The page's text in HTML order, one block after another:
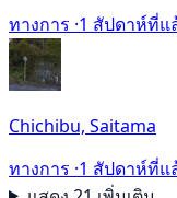
ทางการ ·1 สัปดาห์ที่แ
Chichibu, Saitama
ทางการ ·1 สัปดาห์ที่แ